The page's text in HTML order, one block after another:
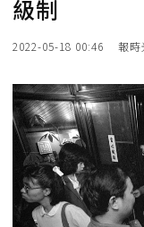
級制
2022-05-18 00:46 報時